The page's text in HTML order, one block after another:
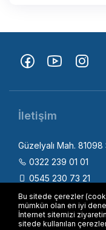
İletişim
Güzelyalı Mah.
0322 239 01 01
0545 230 73 21
info@fizica.com.tr
90 545 230 73 21
Bu sitede çerezler
mümkün olan en iyi
İnternet sitemizi
sitede kullanılan